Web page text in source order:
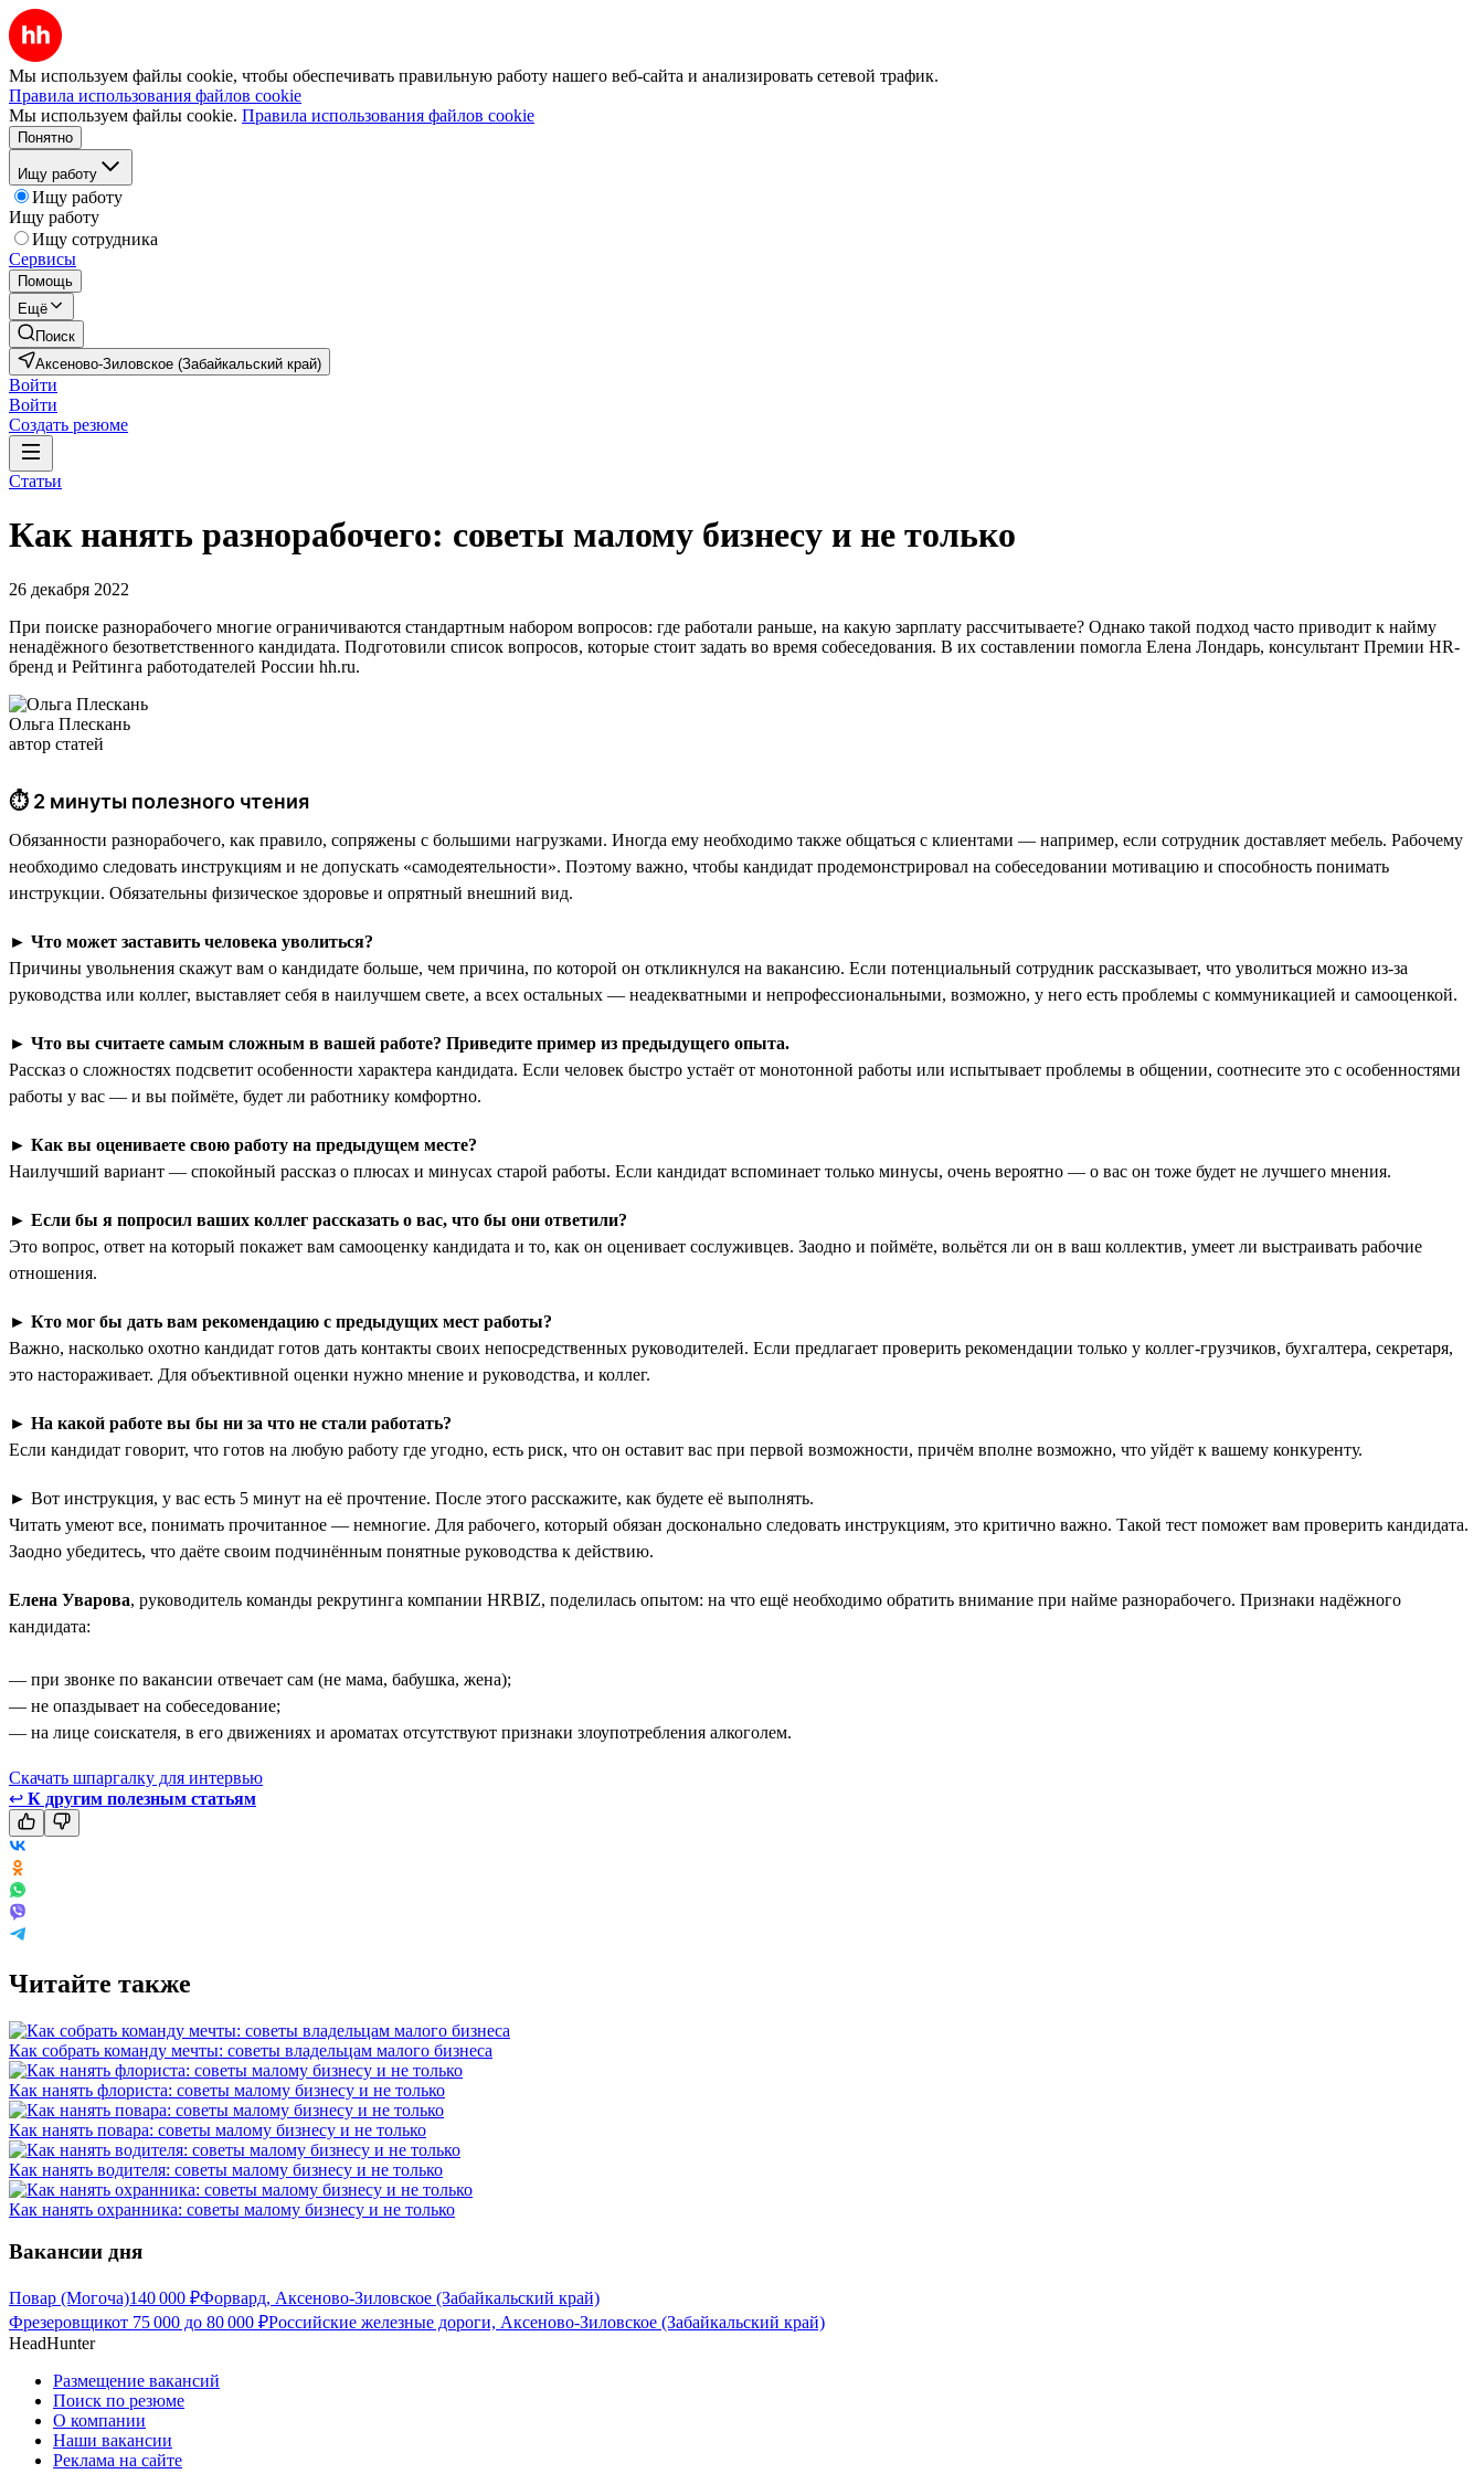
Мы используем файлы cookie, чтобы обеспечивать правильную работу нашего веб-сайта и анализировать сетевой трафик.
Правила использования файлов cookie
Мы используем файлы cookie. Правила использования файлов cookie
Понятно
Ищу работу
Ищу работу
Ищу работу
Ищу сотрудника
Сервисы
Помощь
Ещё
Поиск
Аксеново-Зиловское (Забайкальский край)
Войти
Войти
Создать резюме
Статьи
Как нанять разнорабочего: советы малому бизнесу и не только
26 декабря 2022
При поиске разнорабочего многие ограничиваются стандартным набором вопросов: где работали раньше, на какую зарплату рассчитываете? Однако такой подход часто приводит к найму
ненадёжного безответственного кандидата. Подготовили список вопросов, которые стоит задать во время собеседования. В их составлении помогла Елена Лондарь, консультант Премии HR-
бренд и Рейтинга работодателей России hh.ru.
Ольга Плескань
автор статей
⏱ 2 минуты полезного чтения
Обязанности разнорабочего, как правило, сопряжены с большими нагрузками. Иногда ему необходимо также общаться с клиентами — например, если сотрудник доставляет мебель. Рабочему
необходимо следовать инструкциям и не допускать «самодеятельности». Поэтому важно, чтобы кандидат продемонстрировал на собеседовании мотивацию и способность понимать
инструкции. Обязательны физическое здоровье и опрятный внешний вид.
► Что может заставить человека уволиться?
Причины увольнения скажут вам о кандидате больше, чем причина, по которой он откликнулся на вакансию. Если потенциальный сотрудник рассказывает, что уволиться можно из-за
руководства или коллег, выставляет себя в наилучшем свете, а всех остальных — неадекватными и непрофессиональными, возможно, у него есть проблемы с коммуникацией и самооценкой.
► Что вы считаете самым сложным в вашей работе? Приведите пример из предыдущего опыта.
Рассказ о сложностях подсветит особенности характера кандидата. Если человек быстро устаёт от монотонной работы или испытывает проблемы в общении, соотнесите это с особенностями
работы у вас — и вы поймёте, будет ли работнику комфортно.
► Как вы оцениваете свою работу на предыдущем месте?
Наилучший вариант — спокойный рассказ о плюсах и минусах старой работы. Если кандидат вспоминает только минусы, очень вероятно — о вас он тоже будет не лучшего мнения.
► Если бы я попросил ваших коллег рассказать о вас, что бы они ответили?
Это вопрос, ответ на который покажет вам самооценку кандидата и то, как он оценивает сослуживцев. Заодно и поймёте, вольётся ли он в ваш коллектив, умеет ли выстраивать рабочие
отношения.
► Кто мог бы дать вам рекомендацию с предыдущих мест работы?
Важно, насколько охотно кандидат готов дать контакты своих непосредственных руководителей. Если предлагает проверить рекомендации только у коллег-грузчиков, бухгалтера, секретаря,
это настораживает. Для объективной оценки нужно мнение и руководства, и коллег.
► На какой работе вы бы ни за что не стали работать?
Если кандидат говорит, что готов на любую работу где угодно, есть риск, что он оставит вас при первой возможности, причём вполне возможно, что уйдёт к вашему конкуренту.
► Вот инструкция, у вас есть 5 минут на её прочтение. После этого расскажите, как будете её выполнять.
Читать умеют все, понимать прочитанное — немногие. Для рабочего, который обязан досконально следовать инструкциям, это критично важно. Такой тест поможет вам проверить кандидата.
Заодно убедитесь, что даёте своим подчинённым понятные руководства к действию.
Елена Уварова, руководитель команды рекрутинга компании HRBIZ, поделилась опытом: на что ещё необходимо обратить внимание при найме разнорабочего. Признаки надёжного
кандидата:
— при звонке по вакансии отвечает сам (не мама, бабушка, жена);
— не опаздывает на собеседование;
— на лице соискателя, в его движениях и ароматах отсутствуют признаки злоупотребления алкоголем.
Скачать шпаргалку для интервью
↩ К другим полезным статьям
Читайте также
Как собрать команду мечты: советы владельцам малого бизнеса
Как нанять флориста: советы малому бизнесу и не только
Как нанять повара: советы малому бизнесу и не только
Как нанять водителя: советы малому бизнесу и не только
Как нанять охранника: советы малому бизнесу и не только
Вакансии дня
Повар (Могоча)140 000 ₽Форвард, Аксеново-Зиловское (Забайкальский край)
Фрезеровщикот 75 000 до 80 000 ₽Российские железные дороги, Аксеново-Зиловское (Забайкальский край)
HeadHunter
Размещение вакансий
Поиск по резюме
О компании
Наши вакансии
Реклама на сайте